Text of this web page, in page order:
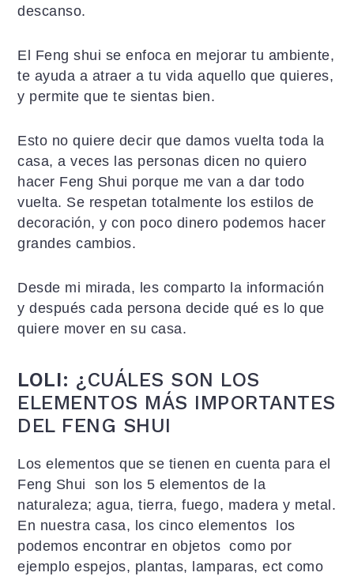
descanso.
El Feng shui se enfoca en mejorar tu ambiente,
te ayuda a atraer a tu vida aquello que quieres,
y permite que te sientas bien.
Esto no quiere decir que damos vuelta toda la
casa, a veces las personas dicen no quiero
hacer Feng Shui porque me van a dar todo
vuelta. Se respetan totalmente los estilos de
decoración, y con poco dinero podemos hacer
grandes cambios.
Desde mi mirada, les comparto la información
y después cada persona decide qué es lo que
quiere mover en su casa.
LOLI: ¿CUÁLES SON LOS
ELEMENTOS MÁS IMPORTANTES
DEL FENG SHUI
Los elementos que se tienen en cuenta para el
Feng Shui son los 5 elementos de la
naturaleza; agua, tierra, fuego, madera y metal.
En nuestra casa, los cinco elementos los
podemos encontrar en objetos como por
ejemplo espejos, plantas, lamparas, ect como